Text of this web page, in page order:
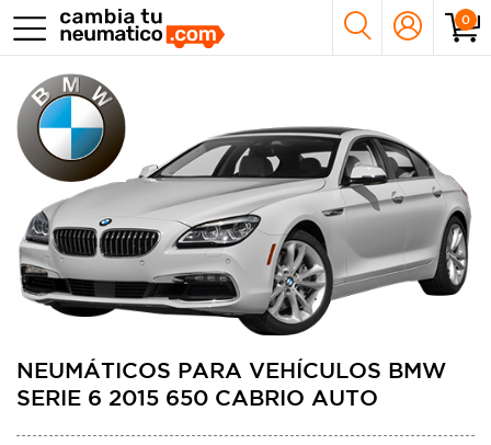
0
NEUMÁTICOS PARA VEHÍCULOS BMW
SERIE 6 2015 650 CABRIO AUTO